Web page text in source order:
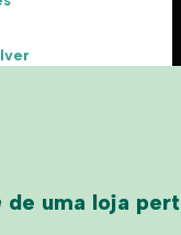
de uma loja